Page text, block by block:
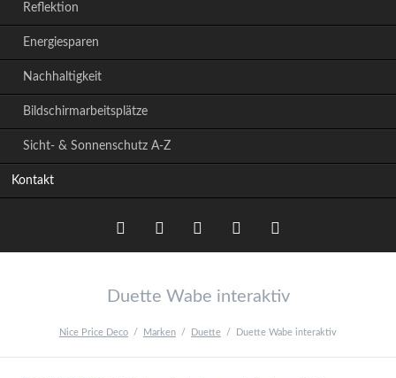
Reflektion
Energiesparen
Nachhaltigkeit
Bildschirmarbeitsplätze
Sicht- & Sonnenschutz A-Z
Kontakt
Twitter LinkedInInstagramFacebookRSS-
Duette Wabe interaktiv
Nice Price Deco Marken Duette Duette Wabe interaktiv